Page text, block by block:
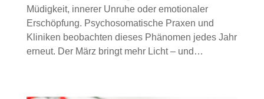
Müdigkeit, innerer Unruhe oder emotionaler
Erschöpfung. Psychosomatische Praxen und
Kliniken beobachten dieses Phänomen jedes Jahr
erneut. Der März bringt mehr Licht – und…